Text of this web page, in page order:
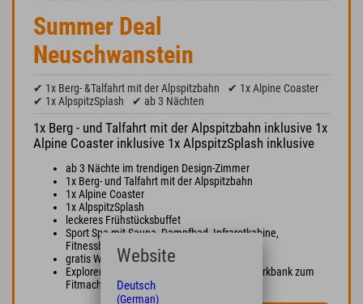
Summer Deal
Neuschwanstein
✔ 1x Berg- &Talfahrt mit der Alpspitzbahn
✔ 1x Alpine Coaster
✔ 1x AlpspitzSplash
✔ ab 3 Nächten
1x Berg - und Talfahrt mit der Alpspitzbahn inklusive 1x
Alpine Coaster inklusive 1x AlpspitzSplash inklusive
ab 3 Nächte im trendigen Design-Zimmer
1x Berg- und Talfahrt mit der Alpspitzbahn
1x Alpine Coaster
1x AlpspitzSplash
leckeres Frühstücksbuffet
Sport Spa mit Sauna, Dampfbad, Infrarotkabine,
Fitnessbereich und Ruheraum
gratis WLAN im ganzen Haus
Explorer Bike Area: Bike-Waschplatz und Werkbank zum
Fitmachen Deines Sport-Equipments
Website
Deutsch
(German)